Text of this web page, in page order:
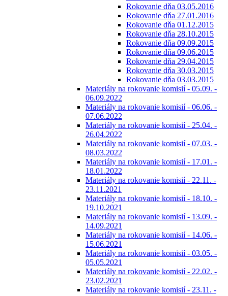
Rokovanie dňa 03.05.2016
Rokovanie dňa 27.01.2016
Rokovanie dňa 01.12.2015
Rokovanie dňa 28.10.2015
Rokovanie dňa 09.09.2015
Rokovanie dňa 09.06.2015
Rokovanie dňa 29.04.2015
Rokovanie dňa 30.03.2015
Rokovanie dňa 03.03.2015
Materiály na rokovanie komisií - 05.09. -
06.09.2022
Materiály na rokovanie komisií - 06.06. -
07.06.2022
Materiály na rokovanie komisií - 25.04. -
26.04.2022
Materiály na rokovanie komisií - 07.03. -
08.03.2022
Materiály na rokovanie komisií - 17.01. -
18.01.2022
Materiály na rokovanie komisií - 22.11. -
23.11.2021
Materiály na rokovanie komisií - 18.10. -
19.10.2021
Materiály na rokovanie komisií - 13.09. -
14.09.2021
Materiály na rokovanie komisií - 14.06. -
15.06.2021
Materiály na rokovanie komisií - 03.05. -
05.05.2021
Materiály na rokovanie komisií - 22.02. -
23.02.2021
Materiály na rokovanie komisií - 23.11. -